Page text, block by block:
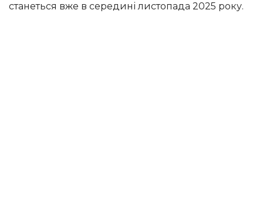
станеться вже в середині листопада 2025 року.